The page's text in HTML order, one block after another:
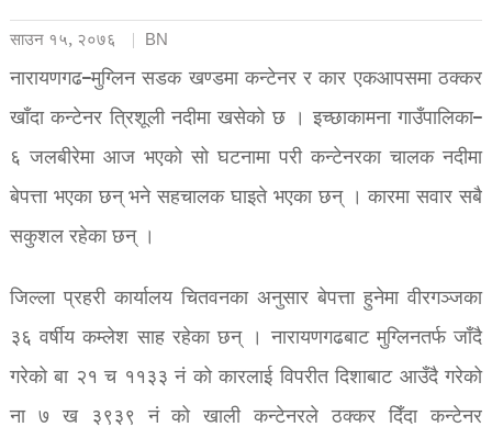
साउन १५, २०७६ BN
नारायणगढ–मुग्लिन सडक खण्डमा कन्टेनर र कार एकआपसमा ठक्कर
खाँदा कन्टेनर त्रिशूली नदीमा खसेको छ । इच्छाकामना गाउँपालिका–
६ जलबीरेमा आज भएको सो घटनामा परी कन्टेनरका चालक नदीमा
बेपत्ता भएका छन् भने सहचालक घाइते भएका छन् । कारमा सवार सबै
सकुशल रहेका छन् ।
जिल्ला प्रहरी कार्यालय चितवनका अनुसार बेपत्ता हुनेमा वीरगञ्जका
३६ वर्षीय कम्लेश साह रहेका छन् । नारायणगढबाट मुग्लिनतर्फ जाँदै
गरेको बा २१ च ११३३ नं को कारलाई विपरीत दिशाबाट आउँदै गरेको
ना ७ ख ३९३९ नं को खाली कन्टेनरले ठक्कर दिँदा कन्टेनर